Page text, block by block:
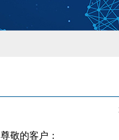
尊敬的客户：